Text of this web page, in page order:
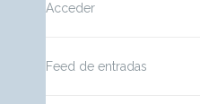
Acceder
Feed de entradas